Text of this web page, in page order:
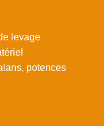
levage
potences